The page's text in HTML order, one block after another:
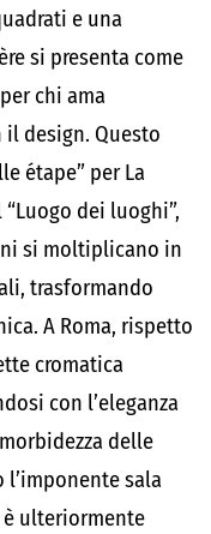
e una
si presenta come
chi ama
il design. Questo
étape” per La
dei luoghi”,
si moltiplicano in
trasformando
A Roma, rispetto
cromatica
con l’eleganza
delle
sala
è ulteriormente